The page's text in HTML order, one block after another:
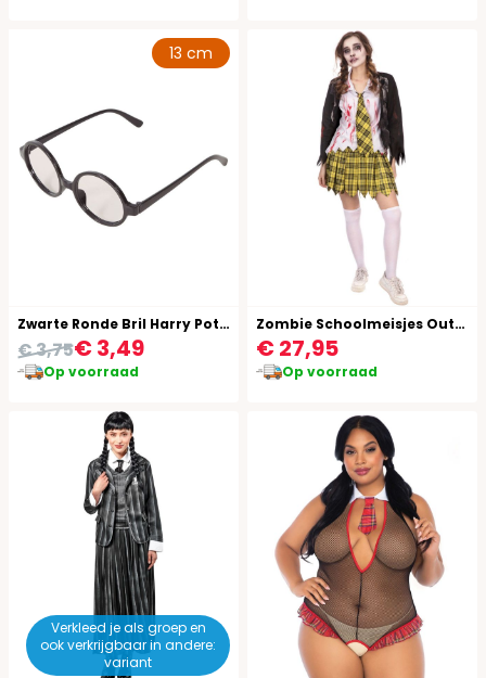
13 cm
Zwarte Ronde Bril Harry Potter
€ 3,49
€ 3,75
Op voorraad
Zombie Schoolmeisjes Outfit Dames Halloween
€ 27,95
Op voorraad
Verkleed je als groep en
ook verkrijgbaar in andere:
variant